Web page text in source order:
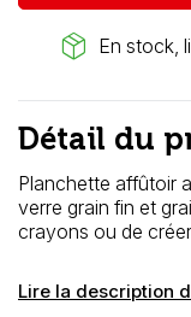
package_2 En stock,
Détail du
Planchette affûtoir
verre grain fin et
crayons ou de
Lire la description